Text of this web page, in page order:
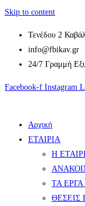
Skip to content
Τενέδου 2
info@fbikav.gr
24/7 Γραμμή
Facebook-f Instagram
Αρχική
ΕΤΑΙΡΙΑ
Η
ΤΑ
ΘΕΣΕΙΣ